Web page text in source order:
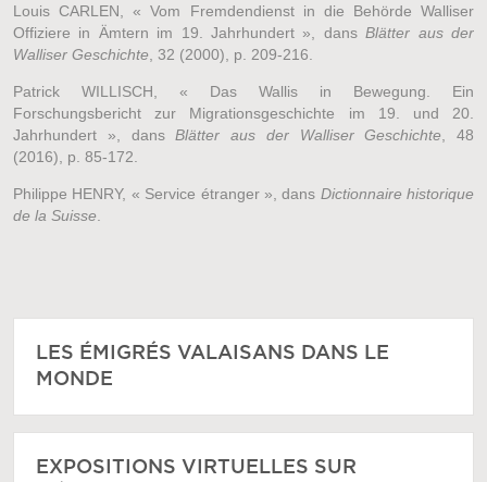
Louis CARLEN, « Vom Fremdendienst in die Behörde Walliser
Offiziere in Ämtern im 19. Jahrhundert », dansBlätter aus der
Walliser Geschichte , 32 (2000), p. 209-216.
Patrick WILLISCH, « Das Wallis in Bewegung. Ein
Forschungsbericht zur Migrationsgeschichte im 19. und 20.
Jahrhundert », dansBlätter aus der Walliser Geschichte , 48
(2016), p. 85-172.
Philippe HENRY, « Service étranger », dans Dictionnaire historique
de la Suisse
LES ÉMIGRÉS VALAISANS DANS LE
MONDE
EXPOSITIONS VIRTUELLES SUR